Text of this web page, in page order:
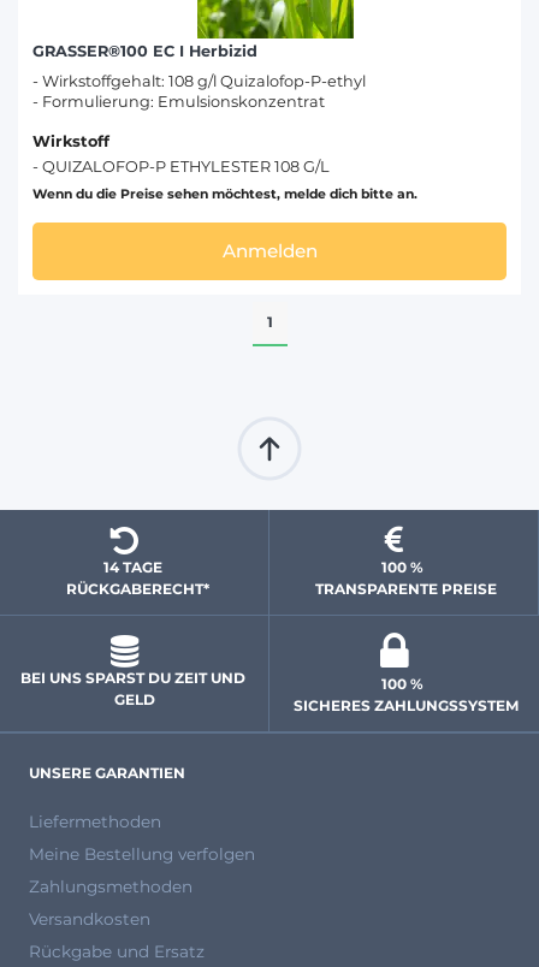
GRASSER®100 EC I Herbizid
- Wirkstoffgehalt: 108 g/l Quizalofop-P-ethyl
- Formulierung: Emulsionskonzentrat
Wirkstoff
- QUIZALOFOP-P ETHYLESTER 108 G/L
Wenn du die Preise sehen möchtest, melde dich bitte an.
Anmelden
1
14 TAGE
  RÜCKGABERECHT*
100 %
TRANSPARENTE PREISE
BEI UNS SPARST DU ZEIT UND
GELD
100 %
SICHERES ZAHLUNGSSYSTEM
UNSERE GARANTIEN
Liefermethoden
Meine Bestellung verfolgen
Zahlungsmethoden
Versandkosten
Rückgabe und Ersatz